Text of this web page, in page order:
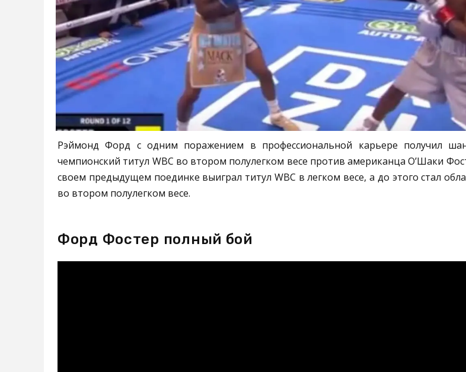
Рэймонд Форд с одним поражением в профессиональной карьере получил
чемпионский титул WBC во втором полулегком весе против американца О’Шаки
своем предыдущем поединке выиграл титул WBC в легком весе, а до этого стал
во втором полулегком весе.
Форд Фостер полный бой